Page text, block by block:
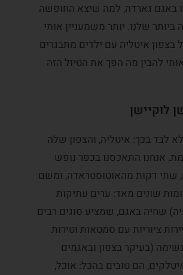
באגם גארדה, למה שיצא החופשה
שלנו. יותר משמעניין אותי
בצפון איטליה עם ילדים מתבגרים
להבין מה הפך את הטיול הזה
לוקיישן
לבד בכך: איטליה, והצפון שלה
אנחנו התאכסנו בכפר נופש
שתי דקות מהאוטוסטראדה, ומשם
שונים מאד: ערים עתיקות
שחיה באגם, שמציע סוגים רבים
ציוריות עם סמטאות וטירות
(בעיקר בצפון ובאגמים
הם טובים בהכל: אוכל,